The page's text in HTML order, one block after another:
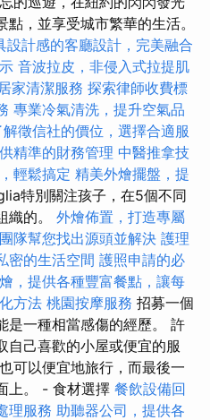
，並享受城市繁華的生活。
設計感的客廳設計，完美融合
音波拉皮，非侵入式拉提肌
家清潔服務 探索律師收費標
專業冷氣清洗，提升空氣品
解徵信社的價位，選擇合適服
精準的財務管理 中醫推拿技
輕鬆搞定 精美外燴擺盤，提
特別關注孩子，在5個不同
織的。 外燴佈置，打造專屬
隊幫您找出源頭並解決 護理
密的生活空間 護照申請的必
，提供各種豐富餐點，讓每
方法 桃園按摩服務 招募一個
是一種相當感傷的經歷。 許
自己喜歡的小屋或便宜的服
可以便宜地旅行，而最後一
上。 - 食材選擇 餐飲設備回
理服務 助聽器公司，提供各